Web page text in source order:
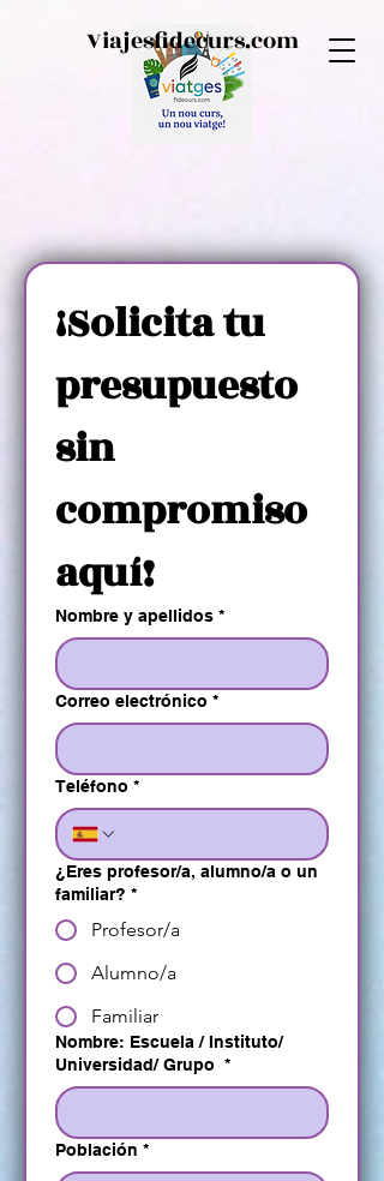
Viajesfidecurs.com
¡Solicita tu
presupuesto
sin
compromiso
aquí!
Nombre y apellidos *
Correo electrónico *
Teléfono *
¿Eres profesor/a, alumno/a o un
familiar? *
Profesor/a
Alumno/a
Familiar
Nombre: Escuela / Instituto/
Universidad/ Grupo *
Población *